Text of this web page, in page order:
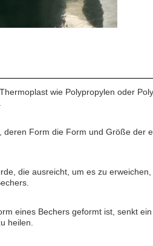
wie Polypropylen oder
Form die Form und Größe der
die ausreicht, um es zu
eines Bechers geformt ist, senkt
heilen.